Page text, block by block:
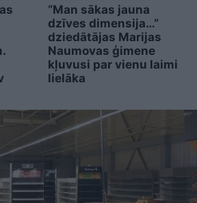
“Man sākas jauna
dzīves dimensija…”
dziedātājas Marijas
Naumovas ģimene
kļuvusi par vienu laimi
lielāka